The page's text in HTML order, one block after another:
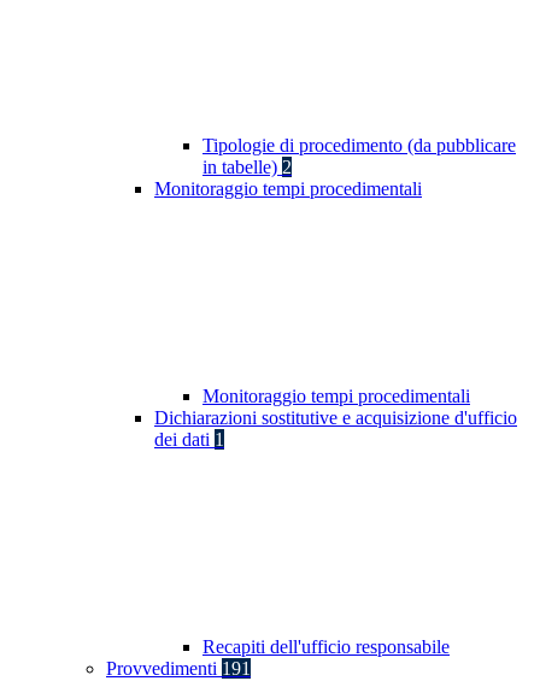
Tipologie di procedimento (da pubblicare
in tabelle) 2
Monitoraggio tempi procedimentali
Monitoraggio tempi procedimentali
Dichiarazioni sostitutive e acquisizione d'ufficio
dei dati 1
Recapiti dell'ufficio responsabile
Provvedimenti 191